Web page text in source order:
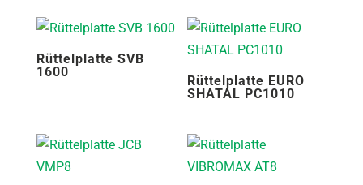
Rüttelplatte SVB
1600
Rüttelplatte EURO
SHATAL PC1010